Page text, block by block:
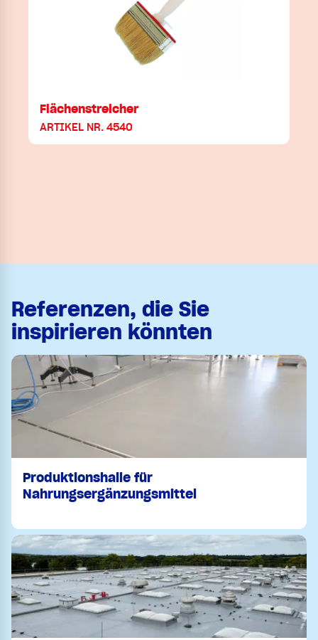
Flächenstreicher
ARTIKEL NR. 4540
Referenzen, die Sie
inspirieren könnten
Produktionshalle für
Nahrungsergänzungsmittel